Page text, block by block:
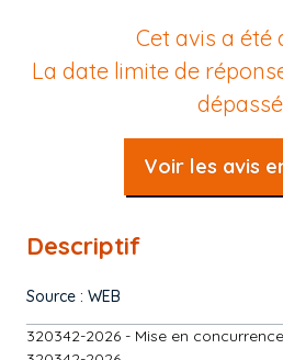
Cet avis a été
La date limite de
Voir les avis
Descriptif
Source : WEB
320342-2026 - Mise en concurrence